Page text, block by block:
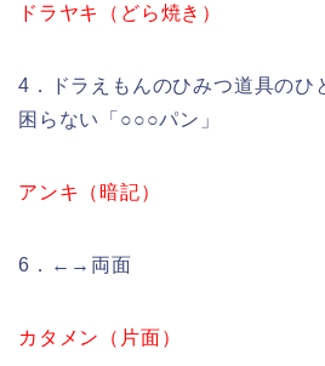
ドラヤキ（どら焼き）
4．ドラえもんのひみつ道具のひ
困らない「○○○パン」
アンキ（暗記）
6．←→両面
カタメン（片面）